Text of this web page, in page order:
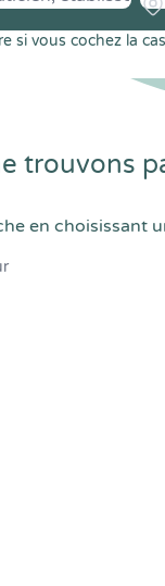
si vous cochez la
trouvons
en choisissant